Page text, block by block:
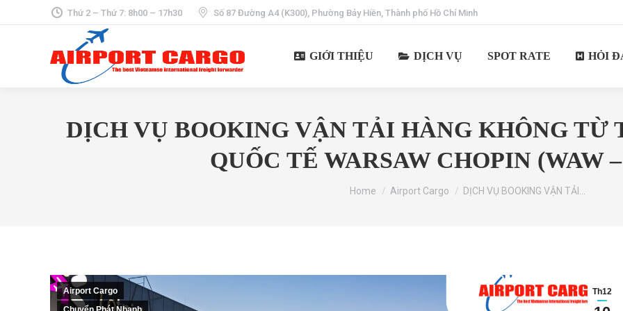
Thứ 2 – Thứ 7: 8h00 – 17h30 Số 87 Đường A4 (K300), Phường Bảy Hiền, Thành phố Hồ Chí Minh
GIỚI THIỆU DỊCH VỤ SPOT RATE HỎI
DỊCH VỤ BOOKING VẬN TẢI HÀNG KHÔNG TỪ
QUỐC TẾ WARSAW CHOPIN (WAW
You are here:
Home Airport Cargo DỊCH VỤ BOOKING VẬN TẢI…
Th12
Airport Cargo